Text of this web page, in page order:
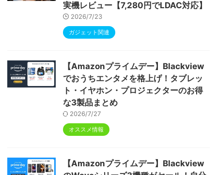
実機レビュー【7,280円でLDAC対応】
2026/7/23
ガジェット関連
【Amazonプライムデー】Blackview
でおうちエンタメを格上げ！タブレッ
ト・イヤホン・プロジェクターのお得
な3製品まとめ
2026/7/27
オススメ情報
【Amazonプライムデー】Blackview